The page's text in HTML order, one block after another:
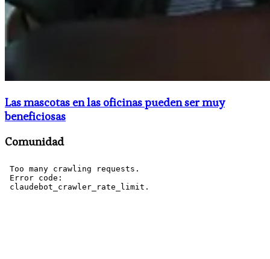
Las mascotas en las oficinas pueden ser muy
beneficiosas
Comunidad